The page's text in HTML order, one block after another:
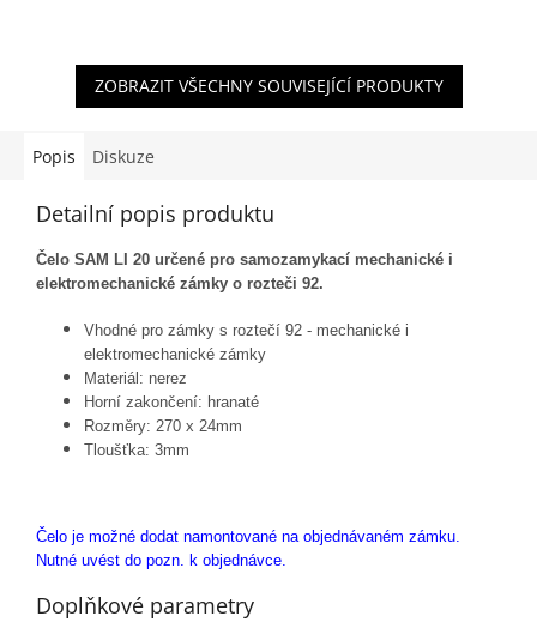
ZOBRAZIT VŠECHNY SOUVISEJÍCÍ PRODUKTY
Popis Diskuze
Detailní popis produktu
Čelo SAM LI 20 určené pro samozamykací mechanické i
elektromechanické zámky o rozteči 92.
Vhodné pro zámky s roztečí 92 - mechanické i
elektromechanické zámky
Materiál: nerez
Horní zakončení: hranaté
Rozměry: 270 x 24mm
Tloušťka: 3mm
Čelo je možné dodat namontované na objednávaném zámku.
Nutné uvést do pozn. k objednávce.
Doplňkové parametry